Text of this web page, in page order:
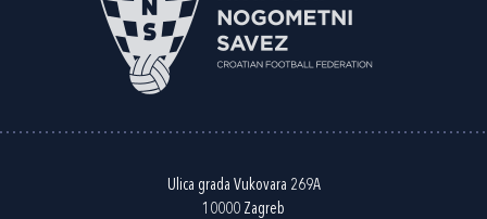
Ulica grada Vukovara 269A
10000 Zagreb